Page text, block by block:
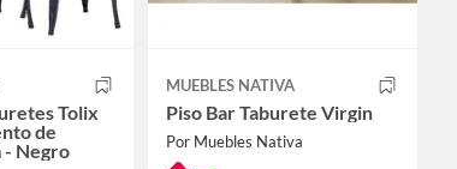
Tolix
de
- Negro
MUEBLES NATIVA
Piso Bar Taburete Virgin
Por Muebles Nativa